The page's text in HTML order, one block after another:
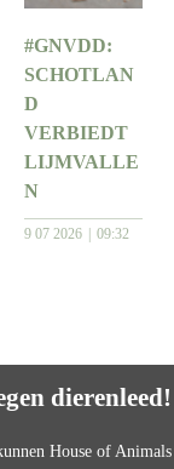
#GNVDD:
SCHOTLAN
D
VERBIEDT
LIJMVALLE
N
9 07 2026 09:32
dierenleed!
House of